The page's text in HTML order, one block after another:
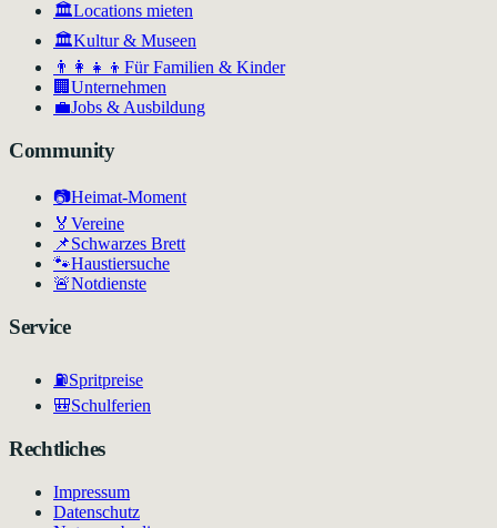
🏛️Locations mieten
🏛Kultur & Museen
👨‍👩‍👧‍👦 Für Familien & Kinder
🏢 Unternehmen
💼Jobs & Ausbildung
Community
📷Heimat-Moment
🏅 Vereine
📌Schwarzes Brett
🐾Haustiersuche
🚨Notdienste
Service
⛽Spritpreise
🎒Schulferien
Rechtliches
Impressum
Datenschutz